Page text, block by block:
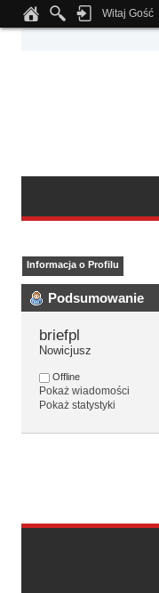
Notice: Undefined index:
Witaj Gość
Informacja o Profilu
Podsumowanie
briefpl
Nowicjusz
Offline
Pokaż wiadomości
Pokaż statystyki